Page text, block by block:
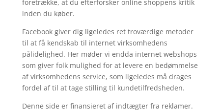
foretrække, at du efterforsker online shoppens kritik
inden du køber.
Facebook giver dig ligeledes ret troværdige metoder
til at få kendskab til internet virksomhedens
pålidelighed. Her møder vi endda internet webshops
som giver folk mulighed for at levere en bedømmelse
af virksomhedens service, som ligeledes må drages
fordel af til at tage stilling til kundetilfredsheden.
Denne side er finansieret af indtægter fra reklamer.